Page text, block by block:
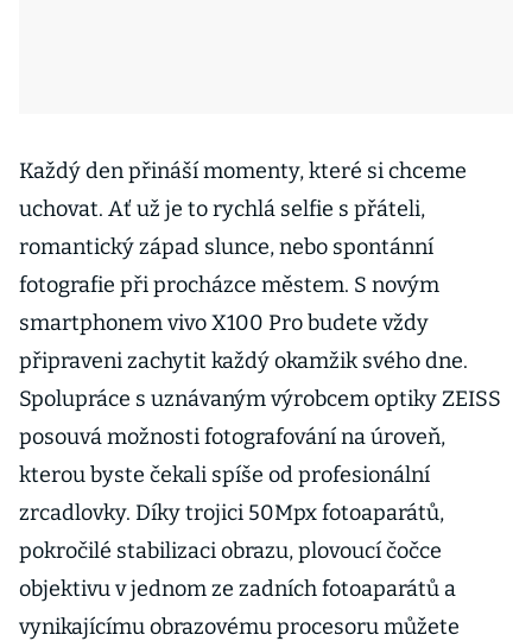
Každý den přináší momenty, které si chceme
uchovat. Ať už je to rychlá selfie s přáteli,
romantický západ slunce, nebo spontánní
fotografie při procházce městem. S novým
smartphonem vivo X100 Pro budete vždy
připraveni zachytit každý okamžik svého dne.
Spolupráce s uznávaným výrobcem optiky ZEISS
posouvá možnosti fotografování na úroveň,
kterou byste čekali spíše od profesionální
zrcadlovky. Díky trojici 50Mpx fotoaparátů,
pokročilé stabilizaci obrazu, plovoucí čočce
objektivu v jednom ze zadních fotoaparátů a
vynikajícímu obrazovému procesoru můžete